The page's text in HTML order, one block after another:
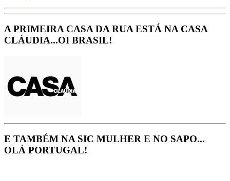
A PRIMEIRA CASA DA RUA ESTÁ NA CASA
CLÁUDIA...OI BRASIL!
E TAMBÉM NA SIC MULHER E NO SAPO...
OLÁ PORTUGAL!